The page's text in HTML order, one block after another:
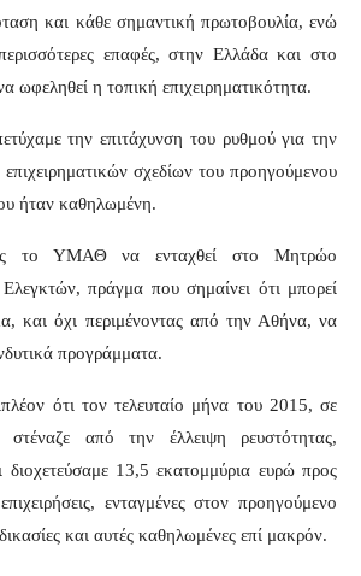
και κάθε σημαντική πρωτοβουλία, ενώ
επαφές, στην Ελλάδα και στο
ωφεληθεί η τοπική επιχειρηματικότητα.
την επιτάχυνση του ρυθμού για την
σχεδίων του προηγούμενου
ήταν καθηλωμένη.
το ΥΜΑΘ να ενταχθεί στο Μητρώο
πράγμα που σημαίνει ότι μπορεί
και όχι περιμένοντας από την Αθήνα, να
προγράμματα.
ότι τον τελευταίο μήνα του 2015, σε
από την έλλειψη ρευστότητας,
διοχετεύσαμε 13,5 εκατομμύρια ευρώ προς
ενταγμένες στον προηγούμενο
και αυτές καθηλωμένες επί μακρόν.